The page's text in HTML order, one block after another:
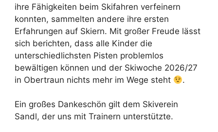
ihre Fähigkeiten beim Skifahren verfeinern
konnten, sammelten andere ihre ersten
Erfahrungen auf Skiern. Mit großer Freude lässt
sich berichten, dass alle Kinder die
unterschiedlichsten Pisten problemlos
bewältigen können und der Skiwoche 2026/27
in Obertraun nichts mehr im Wege steht
.
Ein großes Dankeschön gilt dem Skiverein
Sandl, der uns mit Trainern unterstützte.